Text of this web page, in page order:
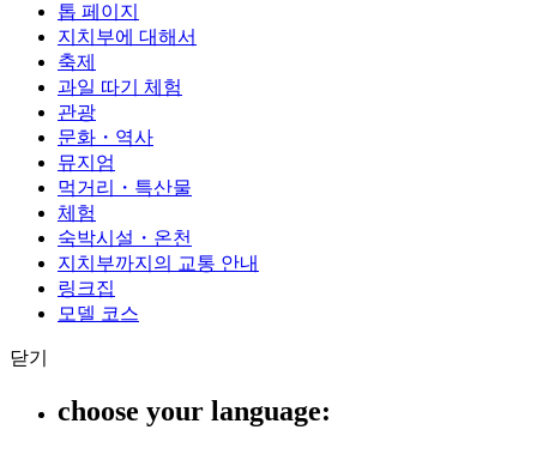
톱 페이지
지치부에 대해서
축제
과일 따기 체험
관광
문화・역사
뮤지엄
먹거리・특산물
체험
숙박시설・온천
지치부까지의 교통 안내
링크집
모델 코스
닫기
choose your language: